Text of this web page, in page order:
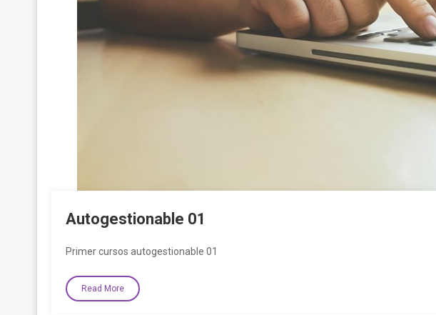
Autogestionable 01
Primer cursos autogestionable 01
Read More